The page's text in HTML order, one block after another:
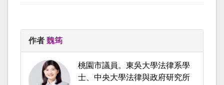
作者 魏筠
桃園市議員。東吳大學法律系學
士、中央大學法律與政府研究所